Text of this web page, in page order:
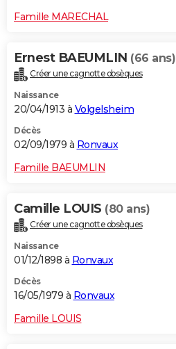
Famille MARECHAL
Ernest BAEUMLIN (66 ans)
Créer une cagnotte obsèques
Naissance
20/04/1913 à Volgelsheim
Décès
02/09/1979 à Ronvaux
Famille BAEUMLIN
Camille LOUIS (80 ans)
Créer une cagnotte obsèques
Naissance
01/12/1898 à Ronvaux
Décès
16/05/1979 à Ronvaux
Famille LOUIS